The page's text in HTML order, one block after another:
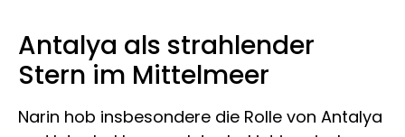
Antalya als strahlender
Stern im Mittelmeer
Narin hob insbesondere die Rolle von Antalya